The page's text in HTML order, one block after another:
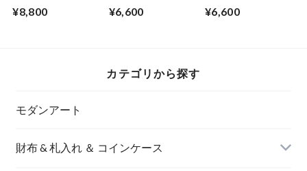
¥8,800
LNo.1
¥6,600 ¥6,600
カテゴリから探す
モダンアート
財布 & 札入れ ＆ コインケース